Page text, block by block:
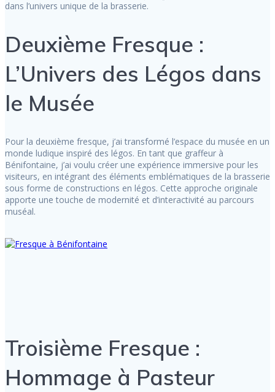
dans l’univers unique de la brasserie.
Deuxième Fresque :
L’Univers des Légos dans
le Musée
Pour la deuxième fresque, j’ai transformé l’espace du musée en un
monde ludique inspiré des légos. En tant que graffeur à
Bénifontaine, j’ai voulu créer une expérience immersive pour les
visiteurs, en intégrant des éléments emblématiques de la brasserie
sous forme de constructions en légos. Cette approche originale
apporte une touche de modernité et d’interactivité au parcours
muséal.
Troisième Fresque :
Hommage à Pasteur